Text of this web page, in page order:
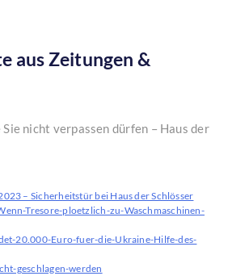
aus Zeitungen &
nicht verpassen dürfen – Haus der
– Sicherheitstür bei Haus der Schlösser
Tresore-ploetzlich-zu-Waschmaschinen-
20.000-Euro-fuer-die-Ukraine-Hilfe-des-
geschlagen-werden